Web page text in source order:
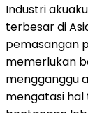
Industri
terbesar di
pemasangan
memerlukan
mengganggu
mengatasi hal